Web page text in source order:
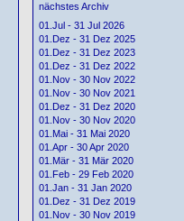
nächstes Archiv
01.Jul - 31 Jul 2026
01.Dez - 31 Dez 2025
01.Dez - 31 Dez 2023
01.Dez - 31 Dez 2022
01.Nov - 30 Nov 2022
01.Nov - 30 Nov 2021
01.Dez - 31 Dez 2020
01.Nov - 30 Nov 2020
01.Mai - 31 Mai 2020
01.Apr - 30 Apr 2020
01.Mär - 31 Mär 2020
01.Feb - 29 Feb 2020
01.Jan - 31 Jan 2020
01.Dez - 31 Dez 2019
01.Nov - 30 Nov 2019